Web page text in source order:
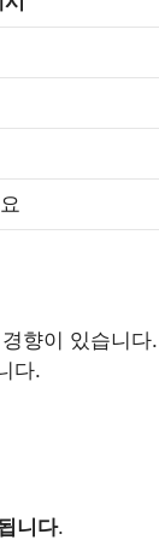
향이 있습니다.
다.
니다.